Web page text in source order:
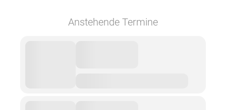
Anstehende Termine